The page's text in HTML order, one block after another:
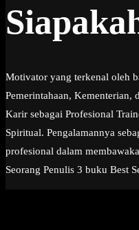
Motivator yang terkenal oleh
Pemerintahaan, Kementerian,
Karir sebagai Profesional
Spiritual. Pengalamannya
profesional dalam
Seorang Penulis 3 buku Best